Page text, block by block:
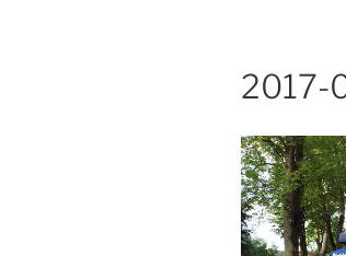
2017-